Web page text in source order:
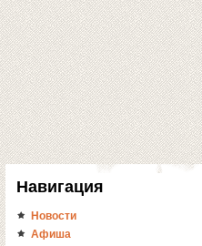
Навигация
Новости
Афиша